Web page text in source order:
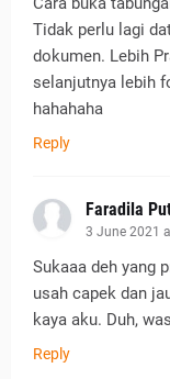
Tidak perlu lagi
dokumen. Lebih
selanjutnya lebih
hahahaha
Reply
Faradila
3 June 2021
Sukaaa deh yang
usah capek dan
kaya aku. Duh,
Reply